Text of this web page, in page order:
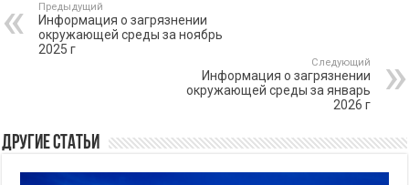
Предыдущий
Информация о загрязнении
окружающей среды за ноябрь
2025 г
Следующий
Информация о загрязнении
окружающей среды за январь
2026 г
Другие статьи